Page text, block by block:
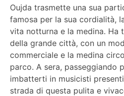
Oujda trasmette una sua
famosa per la sua cordialità,
vita notturna e la medina. Ha
della grande città, con un
commerciale e la medina
parco. A sera, passeggiando
imbatterti in musicisti
strada di questa pulita e